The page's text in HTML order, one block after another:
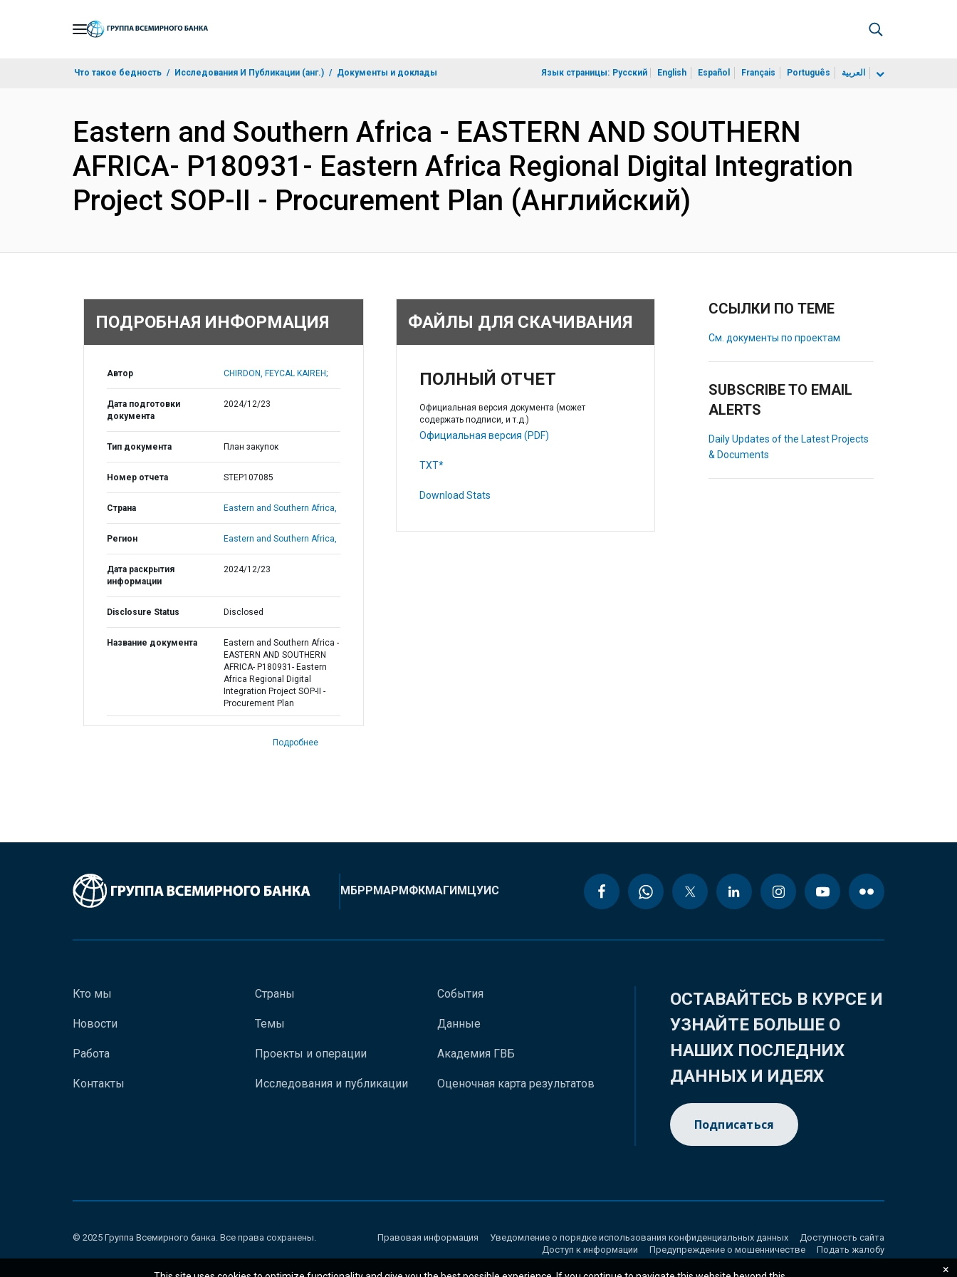
Что такое бедность Исследования И Публикации (анг.) Документы и доклады Язык страницы: Русский English Español Français Português العربية
Eastern and Southern Africa - EASTERN AND SOUTHERN
AFRICA- P180931- Eastern Africa Regional Digital Integration
Project SOP-II - Procurement Plan (Английский)
ПОДРОБНАЯ ИНФОРМАЦИЯ
Автор CHIRDON, FEYCAL KAIREH;
Дата подготовки
документа
2024/12/23
Тип документа План закупок
Номер отчета STEP107085
Страна Eastern and Southern Africa,
Регион Eastern and Southern Africa,
Дата раскрытия
информации
2024/12/23
Disclosure Status Disclosed
Название документа
Eastern and Southern Africa -
EASTERN AND SOUTHERN
AFRICA- P180931- Eastern
Africa Regional Digital
Integration Project SOP-II -
Procurement Plan
Подробнее
ФАЙЛЫ ДЛЯ СКАЧИВАНИЯ
ПОЛНЫЙ ОТЧЕТ
Официальная версия документа (может
содержать подписи, и т.д.)
Официальная версия (PDF)
TXT*
Download Stats
ССЫЛКИ ПО ТЕМЕ
См. документы по проектам
SUBSCRIBE TO EMAIL
ALERTS
Daily Updates of the Latest Projects
& Documents
МБРРМАРМФКМАГИМЦУИС
Кто мы
Новости
Работа
Контакты
Страны
Темы
Проекты и операции
Исследования и публикации
События
Данные
Академия ГВБ
Оценочная карта результатов
ОСТАВАЙТЕСЬ В КУРСЕ И
УЗНАЙТЕ БОЛЬШЕ О
НАШИХ ПОСЛЕДНИХ
ДАННЫХ И ИДЕЯХ
Подписаться
© 2025 Группа Всемирного банка. Все права сохранены. Правовая информация Уведомление о порядке использования конфиденциальных данных
Доступность сайта
Доступ к информации
Предупреждение о мошенничестве Подать жалобу
×